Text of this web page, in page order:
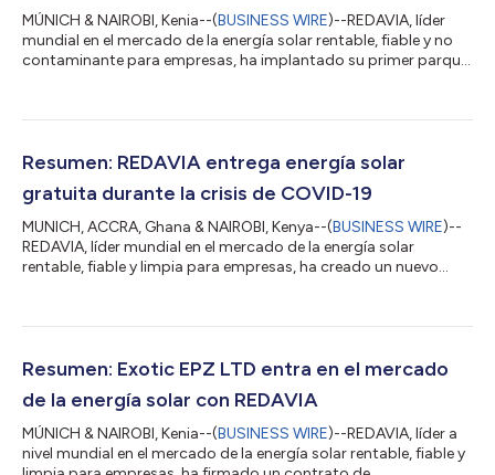
MÚNICH & NAIROBI, Kenia--(BUSINESS WIRE)--REDAVIA, líder
mundial en el mercado de la energía solar rentable, fiable y no
contaminante para empresas, ha implantado su primer parque
Menengai Farmers Ltd. cultivó con éxito el té sin grandes
patrones climáticos en Tigoni cambiaron, lo que requirió la
Resumen: REDAVIA entrega energía solar
gratuita durante la crisis de COVID-19
MUNICH, ACCRA, Ghana & NAIROBI, Kenya--(BUSINESS WIRE)--
REDAVIA, líder mundial en el mercado de la energía solar
rentable, fiable y limpia para empresas, ha creado un nuevo
Kenia en este difícil momento de incertidumbre económica. El
africanas. En esta época difícil, REDAVIA permite a las empresas
Resumen: Exotic EPZ LTD entra en el mercado
de la energía solar con REDAVIA
MÚNICH & NAIROBI, Kenia--(BUSINESS WIRE)--REDAVIA, líder a
nivel mundial en el mercado de la energía solar rentable, fiable y